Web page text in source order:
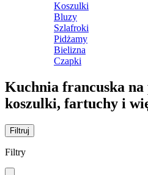
Koszulki
Bluzy
Szlafroki
Pidżamy
Bielizna
Czapki
Kuchnia francuska
koszulki, fartuchy i
Filtruj
Filtry